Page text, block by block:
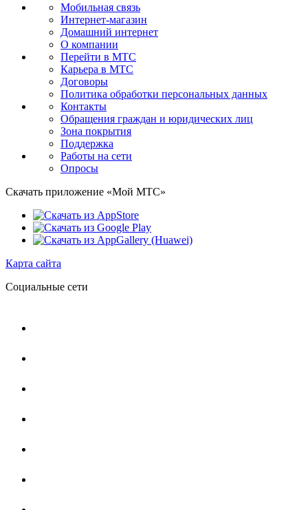
Мобильная связь
Интернет-магазин
Домашний интернет
О компании
Перейти в МТС
Карьера в МТС
Договоры
Политика обработки персональных данных
Контакты
Обращения граждан и юридических лиц
Зона покрытия
Поддержка
Работы на сети
Опросы
Скачать приложение «Мой МТС»
Карта сайта
Социальные сети